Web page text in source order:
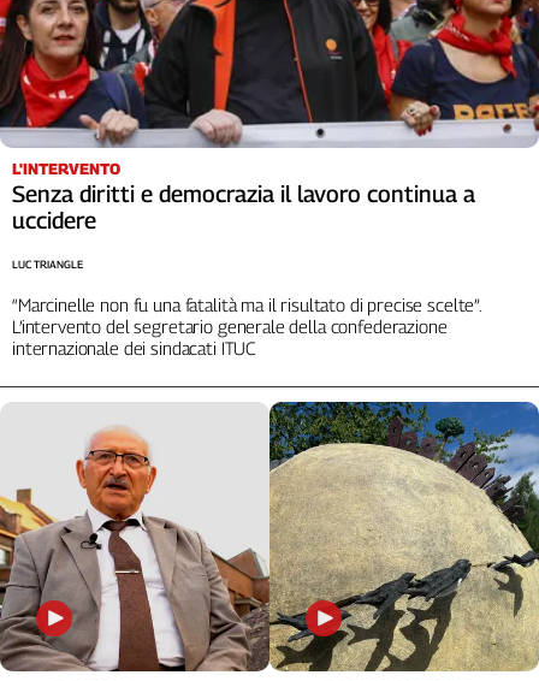
L'INTERVENTO
Senza diritti e democrazia il lavoro continua a
uccidere
“Marcinelle non fu una fatalità ma il risultato di precise scelte”.
L’intervento del segretario generale della confederazione
internazionale dei sindacati ITUC
LUC TRIANGLE